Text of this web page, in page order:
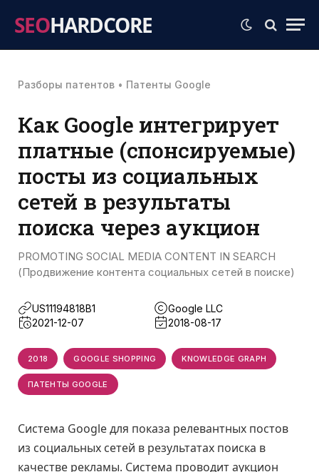
SEOHARDCORE
Разборы патентов • Патенты Google
Как Google интегрирует
платные (спонсируемые)
посты из социальных
сетей в результаты
поиска через аукцион
PROMOTING SOCIAL MEDIA CONTENT IN SEARCH
(Продвижение контента социальных сетей в поиске)
US11194818B1
Google LLC
2021-12-07
2018-08-17
2018 GOOGLE SHOPPING KNOWLEDGE GRAPH
ПАТЕНТЫ GOOGLE
Система Google для показа релевантных постов
из социальных сетей в результатах поиска в
качестве рекламы. Система проводит аукцион